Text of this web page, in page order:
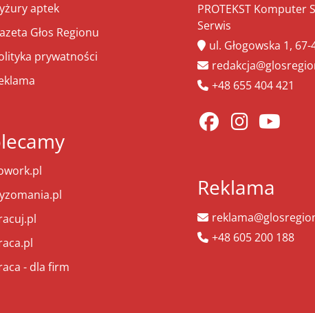
aptek
Głos Regionu
prywatności
- dla firm
PROTEKST Komputer
Serwis
ul. Głogowska 1,
+48 655 404 421
Reklama
+48 605 200 188